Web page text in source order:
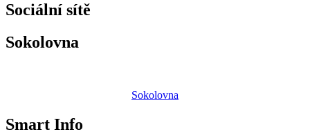
Sociální sítě
Sokolovna
Sokolovna
Smart Info